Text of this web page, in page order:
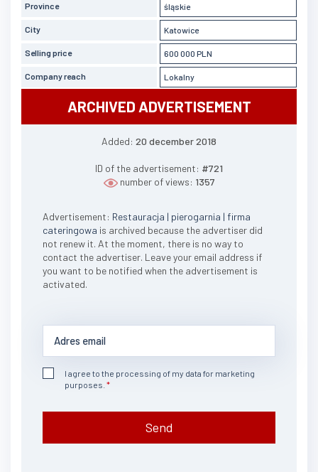
Province śląskie
City Katowice
Selling price 600 000 PLN
Company reach Lokalny
ARCHIVED ADVERTISEMENT
Added: 20 december 2018
ID of the advertisement: #721
number of views: 1357
Advertisement: Restauracja | pierogarnia | firma
cateringowa is archived because the advertiser did
not renew it. At the moment, there is no way to
contact the advertiser. Leave your email address if
you want to be notified when the advertisement is
activated.
I agree to the processing of my data for marketing
purposes.
Send